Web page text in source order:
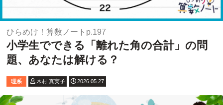
ひらめけ！算数ノートp.197
小学生でできる「離れた角の合計」の問
題、あなたは解ける？
理系 木村 真実子 2026.05.27